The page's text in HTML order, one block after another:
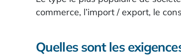
commerce, l’import / export, le
Quelles sont les